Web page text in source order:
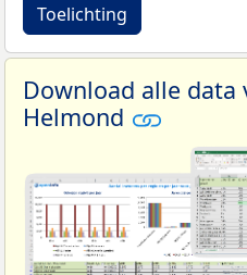
Toelichting
Download alle data
Helmond